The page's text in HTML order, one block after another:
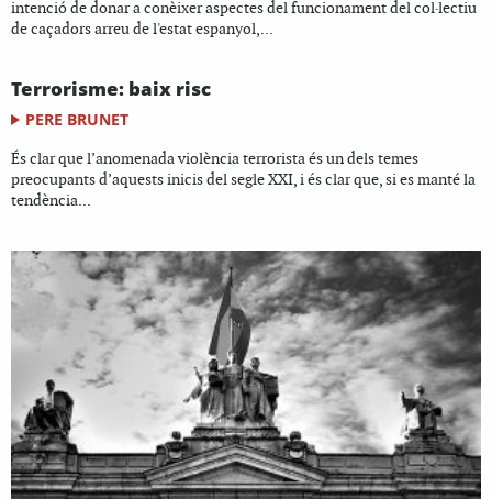
intenció de donar a conèixer aspectes del funcionament del col·lectiu
de caçadors arreu de l'estat espanyol,...
Terrorisme: baix risc
PERE BRUNET
És clar que l’anomenada violència terrorista és un dels temes
preocupants d’aquests inicis del segle XXI, i és clar que, si es manté la
tendència...